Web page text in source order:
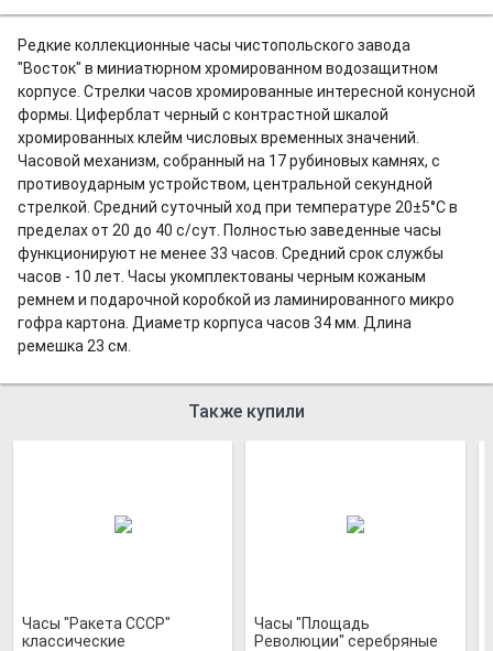
Редкие коллекционные часы чистопольского завода
"Восток" в миниатюрном хромированном водозащитном
корпусе. Стрелки часов хромированные интересной конусной
формы. Циферблат черный с контрастной шкалой
хромированных клейм числовых временных значений.
Часовой механизм, собранный на 17 рубиновых камнях, с
противоударным устройством, центральной се­кундной
стрелкой. Средний суточный ход при температуре 20±5°С в
пределах от 20 до 40 с/сут. Полностью заведенные часы
функционируют не менее 33 часов. Средний срок служ­бы
часов - 10 лет. Часы укомплектованы черным кожаным
ремнем и подарочной коробкой из ламинированного микро
гофра картона. Диаметр корпуса часов 34 мм. Длина
ремешка 23 см.
Также купили
Часы "Ракета СССР"
классические
Часы "Площадь
Революции" серебряные